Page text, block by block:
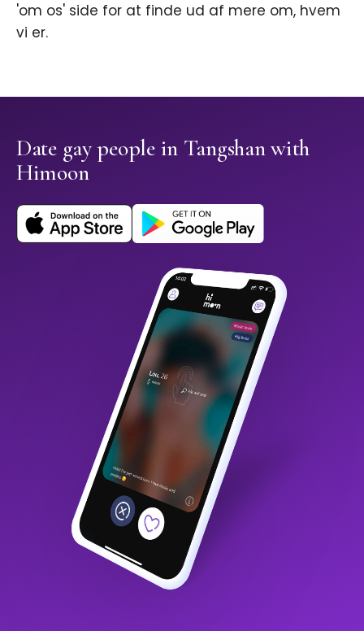
'om os' side for at finde ud af mere om, hvem
vi er.
Date gay people in Tangshan with
Himoon